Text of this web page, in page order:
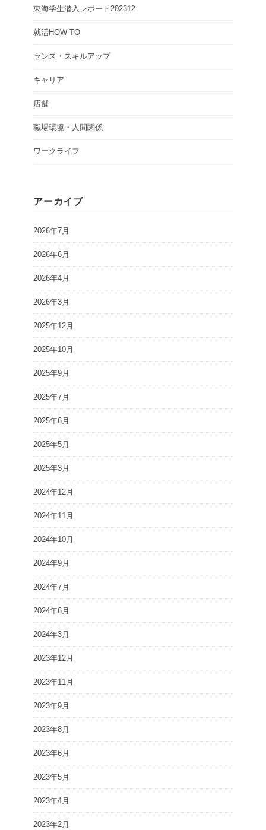
東海学生潜入レポート202312
就活HOW TO
センス・スキルアップ
キャリア
店舗
職場環境・人間関係
ワークライフ
アーカイブ
2026年7月
2026年6月
2026年4月
2026年3月
2025年12月
2025年10月
2025年9月
2025年7月
2025年6月
2025年5月
2025年3月
2024年12月
2024年11月
2024年10月
2024年9月
2024年7月
2024年6月
2024年3月
2023年12月
2023年11月
2023年9月
2023年8月
2023年6月
2023年5月
2023年4月
2023年2月